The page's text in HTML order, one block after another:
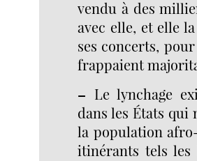
vendu à des
avec elle, et elle
ses concerts,
frappaient
– Le lynchage
dans les États qui
la population
itinérants tels les